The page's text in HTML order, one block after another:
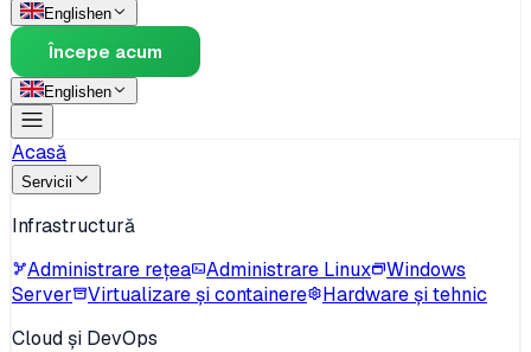
Englishen
Începe acum
Englishen
Acasă
Servicii
Infrastructură
Administrare rețea
Administrare Linux
Windows
Server
Virtualizare și containere
Hardware și tehnic
Cloud și DevOps